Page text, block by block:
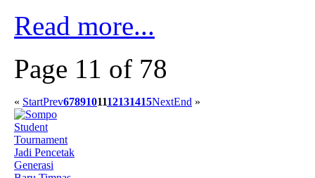
Read more...
Page 11 of 78
« StartPrev6789101112131415NextEnd »